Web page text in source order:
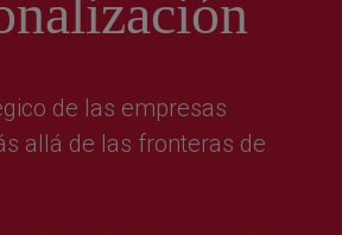
de las empresas
allá de las fronteras de